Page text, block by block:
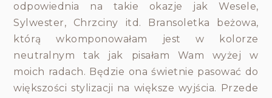
odpowiednia na takie okazje jak Wesele,
Sylwester, Chrzciny itd. Bransoletka beżowa,
którą wkomponowałam jest w kolorze
neutralnym tak jak pisałam Wam wyżej w
moich radach. Będzie ona świetnie pasować do
większości stylizacji na większe wyjścia. Przede